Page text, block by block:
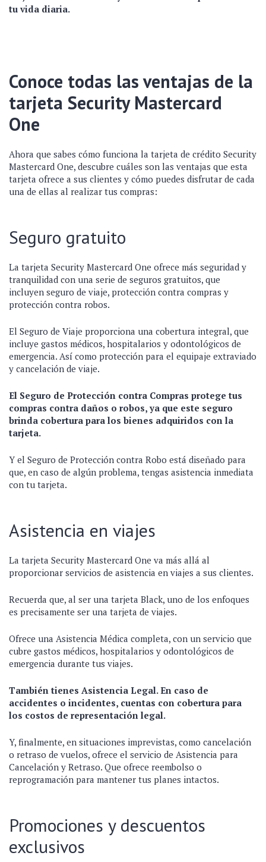
tu vida diaria.
Conoce todas las ventajas de la
tarjeta Security Mastercard
One
Ahora que sabes cómo funciona la tarjeta de crédito Security
Mastercard One, descubre cuáles son las ventajas que esta
tarjeta ofrece a sus clientes y cómo puedes disfrutar de cada
una de ellas al realizar tus compras:
Seguro gratuito
La tarjeta Security Mastercard One ofrece más seguridad y
tranquilidad con una serie de seguros gratuitos, que
incluyen seguro de viaje, protección contra compras y
protección contra robos.
El Seguro de Viaje proporciona una cobertura integral, que
incluye gastos médicos, hospitalarios y odontológicos de
emergencia. Así como protección para el equipaje extraviado
y cancelación de viaje.
El Seguro de Protección contra Compras protege tus
compras contra daños o robos, ya que este seguro
brinda cobertura para los bienes adquiridos con la
tarjeta.
Y el Seguro de Protección contra Robo está diseñado para
que, en caso de algún problema, tengas asistencia inmediata
con tu tarjeta.
Asistencia en viajes
La tarjeta Security Mastercard One va más allá al
proporcionar servicios de asistencia en viajes a sus clientes.
Recuerda que, al ser una tarjeta Black, uno de los enfoques
es precisamente ser una tarjeta de viajes.
Ofrece una Asistencia Médica completa, con un servicio que
cubre gastos médicos, hospitalarios y odontológicos de
emergencia durante tus viajes.
También tienes Asistencia Legal. En caso de
accidentes o incidentes, cuentas con cobertura para
los costos de representación legal.
Y, finalmente, en situaciones imprevistas, como cancelación
o retraso de vuelos, ofrece el servicio de Asistencia para
Cancelación y Retraso. Que ofrece reembolso o
reprogramación para mantener tus planes intactos.
Promociones y descuentos
exclusivos